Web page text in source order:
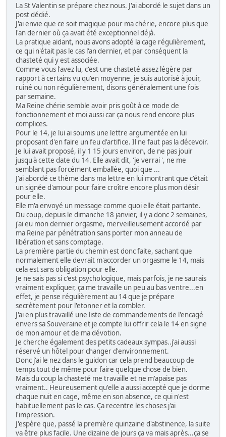
La St Valentin se prépare chez nous. J'ai abordé le sujet dans un
post dédié.
J'ai envie que ce soit magique pour ma chérie, encore plus que
l'an dernier où ça avait été exceptionnel déjà.
La pratique aidant, nous avons adopté la cage régulièrement,
ce qui n'était pas le cas l'an dernier, et par conséquent la
chasteté qui y est associée.
Comme vous l'avez lu, c'est une chasteté assez légère par
rapport à certains vu qu'en moyenne, je suis autorisé à jouir,
ruiné ou non régulièrement, disons généralement une fois
par semaine.
Ma Reine chérie semble avoir pris goût à ce mode de
fonctionnement et moi aussi car ça nous rend encore plus
complices.
Pour le 14, je lui ai soumis une lettre argumentée en lui
proposant d'en faire un feu d'artifice. Il ne faut pas la décevoir.
Je lui avait proposé, il y 1 15 jours environ, de ne pas jouir
jusqu'à cette date du 14. Elle avait dit, 'je verrai ', ne me
semblant pas forcément emballée, quoi que ...
J'ai abordé ce thème dans ma lettre en lui montrant que c'était
un signée d'amour pour faire croître encore plus mon désir
pour elle.
Elle m'a envoyé un message comme quoi elle était partante.
Du coup, depuis le dimanche 18 janvier, il y a donc 2 semaines,
j'ai eu mon dernier orgasme, merveilleusement accordé par
ma Reine par pénétration sans porter mon anneau de
libération et sans comptage.
La première partie du chemin est donc faite, sachant que
normalement elle devrait m'accorder un orgasme le 14, mais
cela est sans obligation pour elle.
Je ne sais pas si c'est psychologique, mais parfois, je ne saurais
vraiment expliquer, ça me travaille un peu au bas ventre...en
effet, je pense régulièrement au 14 que je prépare
secrètement pour l'etonner et la combler.
J'ai en plus travaillé une liste de commandements de l'encagé
envers sa Souveraine et je compte lui offrir cela le 14 en signe
de mon amour et de ma dévotion.
Je cherche également des petits cadeaux sympas..j'ai aussi
réservé un hôtel pour changer d'environnement.
Donc j'ai le nez dans le guidon car cela prend beaucoup de
temps tout de même pour faire quelque chose de bien.
Mais du coup la chasteté me travaille et ne m'apaise pas
vraiment.. Heureusement qu'elle a aussi accepté que je dorme
chaque nuit en cage, même en son absence, ce qui n'est
habituellement pas le cas. Ça recentre les choses j'ai
l'impression.
J'espère que, passé la première quinzaine d'abstinence, la suite
va être plus facile. Une dizaine de jours ça va mais après...ça se